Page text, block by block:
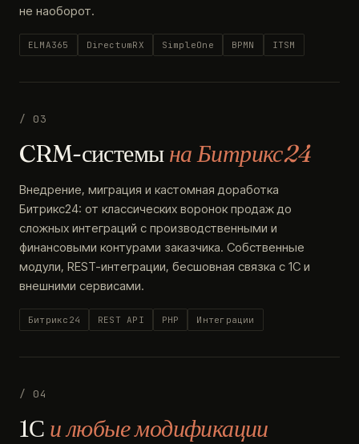
не наоборот.
ELMA365 DirectumRX SimpleOne BPMN ITSM
/ 03
CRM-системына Битрикс24
Внедрение, миграция и кастомная доработка
Битрикс24: от классических воронок продаж до
сложных интеграций с производственными и
финансовыми контурами заказчика. Собственные
модули, REST-интеграции, бесшовная связка с 1С и
внешними сервисами.
Битрикс24 REST API PHP Интеграции
/ 04
1С и любые модификации